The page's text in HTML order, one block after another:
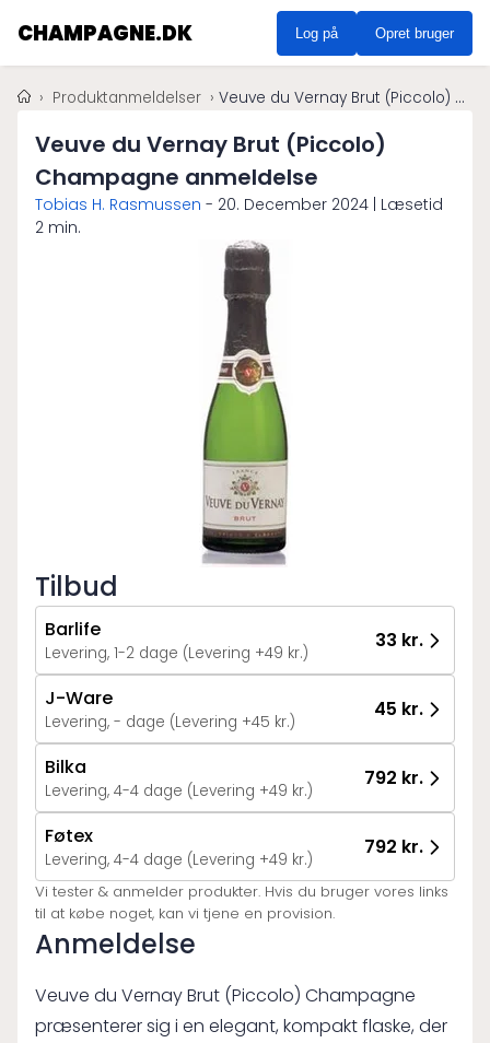
CHAMPAGNE.DK Log på Opret bruger
Produktanmeldelser Veuve du Vernay Brut (Piccolo) Champagne anmeldelse
Veuve du Vernay Brut (Piccolo)
Champagne anmeldelse
Tobias H. Rasmussen - 20. December 2024 | Læsetid
2 min.
Tilbud
Barlife
Levering, 1-2 dage (Levering +49 kr.)
33 kr.
J-Ware
Levering, - dage (Levering +45 kr.)
45 kr.
Bilka
Levering, 4-4 dage (Levering +49 kr.)
792 kr.
Føtex
Levering, 4-4 dage (Levering +49 kr.)
792 kr.
Vi tester & anmelder produkter. Hvis du bruger vores links
til at købe noget, kan vi tjene en provision.
Anmeldelse
Veuve du Vernay Brut (Piccolo) Champagne
præsenterer sig i en elegant, kompakt flaske, der